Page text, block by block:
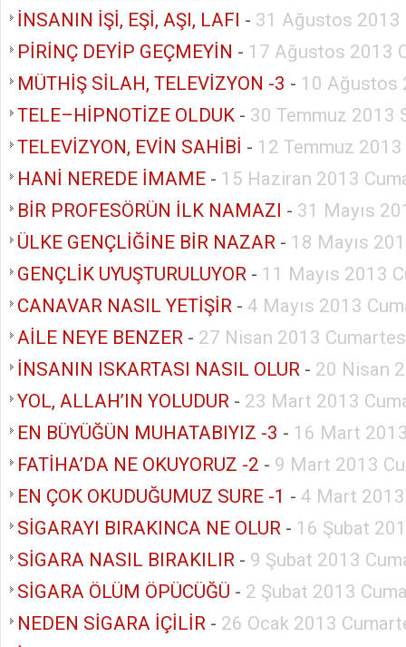
İNSANIN İŞİ, EŞİ, AŞI, LAFI - 31 Ağustos 2013
PİRİNÇ DEYİP GEÇMEYİN - 17 Ağustos 2013
MÜTHİŞ SİLAH, TELEVİZYON -3 - 10 Ağustos
TELE–HİPNOTİZE OLDUK - 30 Temmuz 2013
TELEVİZYON, EVİN SAHİBİ - 12 Temmuz 2013
HANİ NEREDE İMAME - 15 Haziran 2013
BİR PROFESÖRÜN İLK NAMAZI - 31 Mayıs
ÜLKE GENÇLİĞİNE BİR NAZAR - 18 Mayıs
GENÇLİK UYUŞTURULUYOR - 11 Mayıs 2013
CANAVAR NASIL YETİŞİR - 4 Mayıs 2013
AİLE NEYE BENZER - 27 Nisan 2013
İNSANIN ISKARTASI NASIL OLUR - 20 Nisan
YOL, ALLAH’IN YOLUDUR - 23 Mart 2013
EN BÜYÜĞÜN MUHATABIYIZ -3 - 16 Mart
FATİHA’DA NE OKUYORUZ -2 - 9 Mart 2013
EN ÇOK OKUDUĞUMUZ SURE -1 - 4 Mart
SİGARAYI BIRAKINCA NE OLUR - 16 Şubat
SİGARA NASIL BIRAKILIR - 9 Şubat 2013
SİGARA ÖLÜM ÖPÜCÜĞÜ - 2 Şubat 2013
NEDEN SİGARA İÇİLİR - 26 Ocak 2013